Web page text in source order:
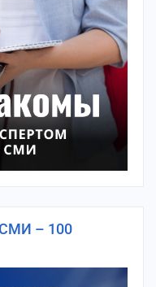
– 100